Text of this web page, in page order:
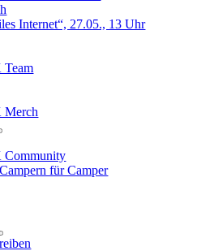
Internet“, 27.05., 13 Uhr
für Camper